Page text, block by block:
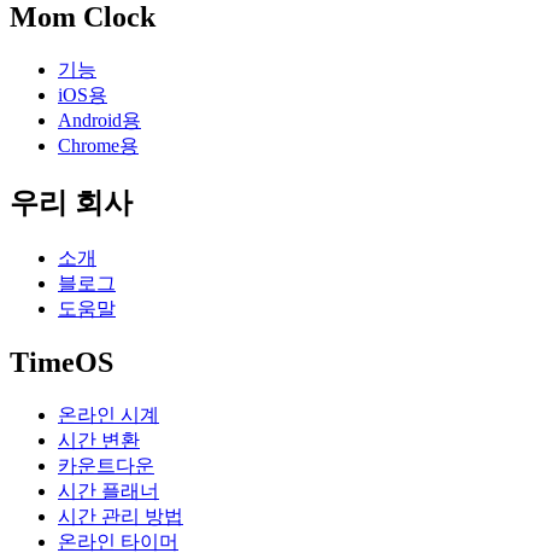
Mom Clock
기능
iOS용
Android용
Chrome용
우리 회사
소개
블로그
도움말
TimeOS
온라인 시계
시간 변환
카운트다운
시간 플래너
시간 관리 방법
온라인 타이머